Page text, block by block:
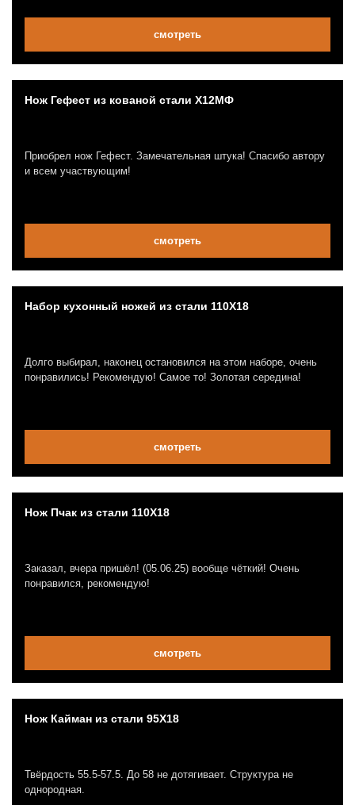
смотреть
Нож Гефест из кованой стали Х12МФ
Приобрел нож Гефест. Замечательная штука! Спасибо автору
и всем участвующим!
смотреть
Набор кухонный ножей из стали 110Х18
Долго выбирал, наконец остановился на этом наборе, очень
понравились! Рекомендую! Самое то! Золотая середина!
смотреть
Нож Пчак из стали 110Х18
Заказал, вчера пришёл! (05.06.25) вообще чёткий! Очень
понравился, рекомендую!
смотреть
Нож Кайман из стали 95Х18
Твёрдость 55.5-57.5. До 58 не дотягивает. Структура не
однородная.